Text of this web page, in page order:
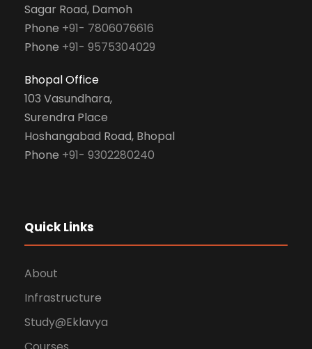
Sagar Road, Damoh
Phone +91- 7806076616
Phone +91- 9575304029
Bhopal Office
103 Vasundhara,
Surendra Place
Hoshangabad Road, Bhopal
Phone +91- 9302280240
Quick Links
About
Infrastructure
Study@Eklavya